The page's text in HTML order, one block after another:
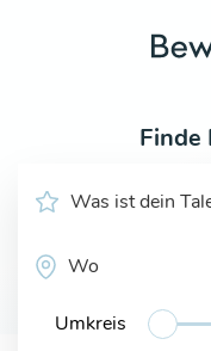
Finde
Umkreis